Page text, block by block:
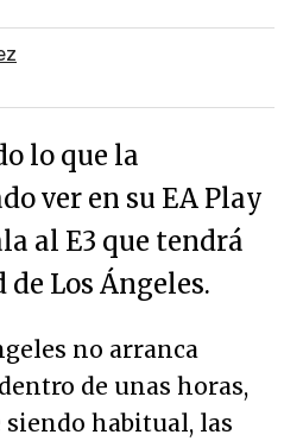
lo que la
ver en su EA Play
al E3 que tendrá
Los Ángeles.
no arranca
de unas horas,
habitual, las